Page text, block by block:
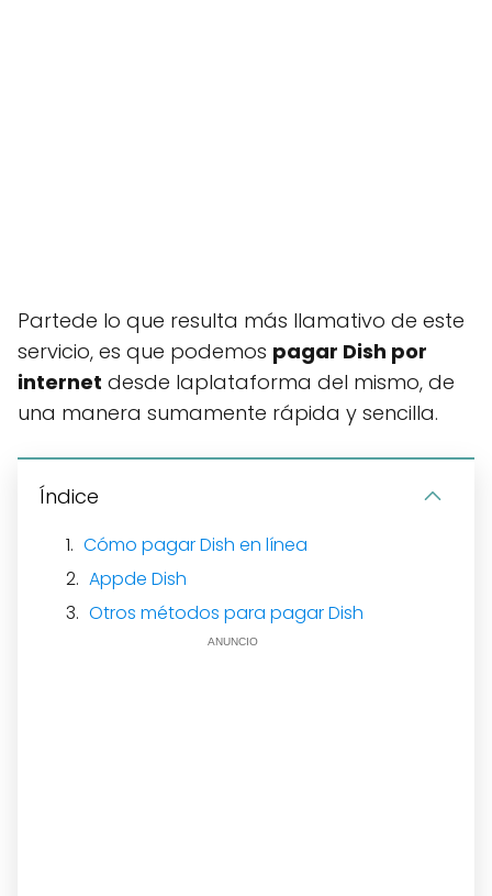
Partede lo que resulta más llamativo de este
servicio, es que podemos pagar Dish por
internet desde laplataforma del mismo, de
una manera sumamente rápida y sencilla.
Índice
Cómo pagar Dish en línea
Appde Dish
Otros métodos para pagar Dish
ANUNCIO